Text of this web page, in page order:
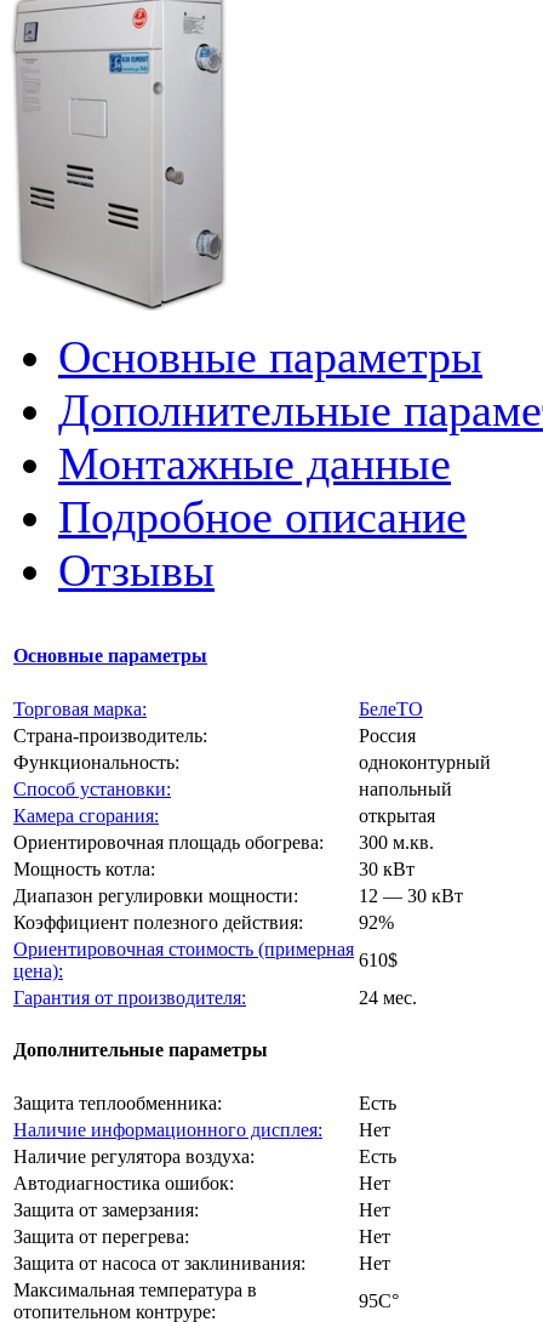
Основные параметры
Дополнительные
Монтажные данные
Подробное описание
Отзывы
Основные параметры
Торговая марка:
БелеТО
Страна-производитель:
Россия
Функциональность:
одноконтурный
Способ установки:
напольный
Камера сгорания:
открытая
Ориентировочная площадь обогрева:
300 м.кв.
Мощность котла:
30 кВт
Диапазон регулировки мощности:
12 — 30 кВт
Коэффициент полезного действия:
92%
Ориентировочная стоимость (примерная
цена):
610$
Гарантия от производителя:
24 мес.
Дополнительные параметры
Защита теплообменника:
Есть
Наличие информационного дисплея:
Нет
Наличие регулятора воздуха:
Есть
Автодиагностика ошибок:
Нет
Защита от замерзания:
Нет
Защита от перегрева:
Нет
Защита от насоса от заклинивания:
Нет
Максимальная температура в
отопительном контруре:
95C°